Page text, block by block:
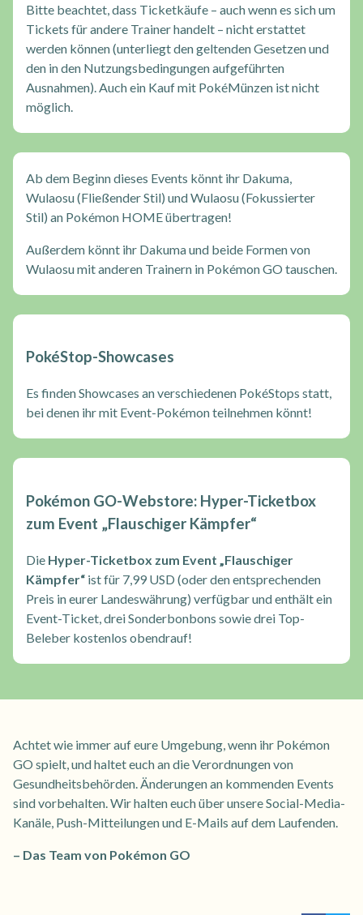
Bitte beachtet, dass Ticketkäufe – auch wenn es sich um
Tickets für andere Trainer handelt – nicht erstattet
werden können (unterliegt den geltenden Gesetzen und
den in den Nutzungsbedingungen aufgeführten
Ausnahmen). Auch ein Kauf mit PokéMünzen ist nicht
möglich.
Ab dem Beginn dieses Events könnt ihr Dakuma,
Wulaosu (Fließender Stil) und Wulaosu (Fokussierter
Stil) an Pokémon HOME übertragen!
Außerdem könnt ihr Dakuma und beide Formen von
Wulaosu mit anderen Trainern in Pokémon GO tauschen.
PokéStop-Showcases
Es finden Showcases an verschiedenen PokéStops statt,
bei denen ihr mit Event-Pokémon teilnehmen könnt!
Pokémon GO-Webstore: Hyper-Ticketbox
zum Event „Flauschiger Kämpfer“
Die Hyper-Ticketbox zum Event „Flauschiger
Kämpfer“ ist für 7,99 USD (oder den entsprechenden
Preis in eurer Landeswährung) verfügbar und enthält ein
Event-Ticket, drei Sonderbonbons sowie drei Top-
Beleber kostenlos obendrauf!
Achtet wie immer auf eure Umgebung, wenn ihr Pokémon
GO spielt, und haltet euch an die Verordnungen von
Gesundheitsbehörden. Änderungen an kommenden Events
sind vorbehalten. Wir halten euch über unsere Social-Media-
Kanäle, Push-Mitteilungen und E-Mails auf dem Laufenden.
– Das Team von Pokémon GO